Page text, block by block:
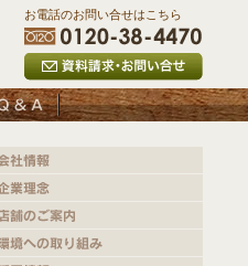
お電話のお問い合せはこちら